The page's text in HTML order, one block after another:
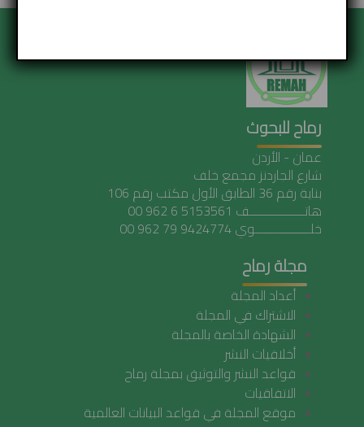
رماح للبحوث
عمان - الأردن
شارع الجاردنز مجمع خلف
بناية رقم 36 الطابق الأول مكتب رقم 106
هاتـــــــــــــــــف 5153561 6 962 00
خلـــــــــــــــــوي 9424774 79 962 00
مجلة رماح
أعداد المجلة
الاشتراك في المجلة
الشهادة الخاصة بالمجلة
أخلاقيات النشر
قواعد النشر والتوثيق بمجلة رماح
الاتفاقيات
موقع المجلة في قواعد البيانات العالمية